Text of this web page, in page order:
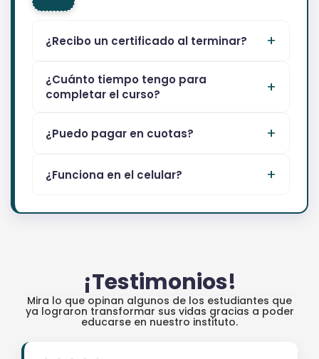
¿Recibo un certificado al terminar?
¿Cuánto tiempo tengo para
completar el curso?
¿Puedo pagar en cuotas?
¿Funciona en el celular?
¡Testimonios!
Mira lo que opinan algunos de los estudiantes que
ya lograron transformar sus vidas gracias a poder
educarse en nuestro instituto.